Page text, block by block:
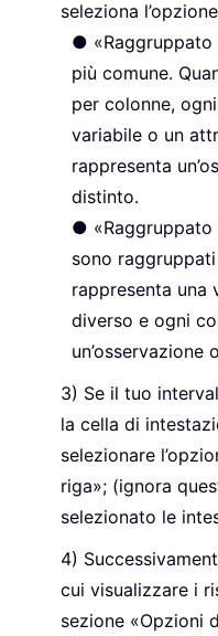
seleziona
● «Raggruppato
più comune.
per colonne,
variabile o un
rappresenta
distinto.
● «Raggruppato
sono
rappresenta una
diverso e ogni
un’osservazione
Se il tuo
la cella di
selezionare
riga»; (ignora
selezionato le
cui visualizzare i
sezione «Opzioni